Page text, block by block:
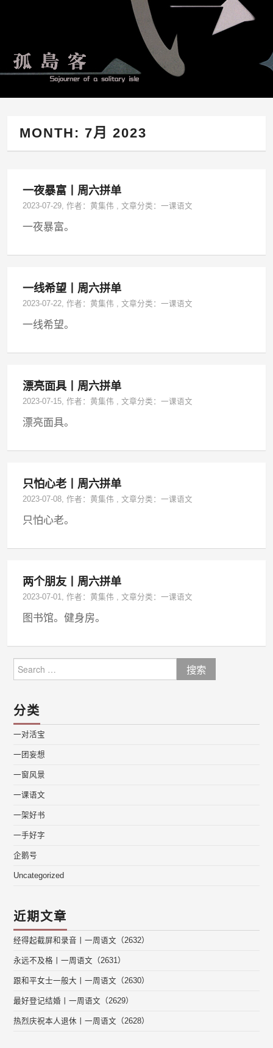
MONTH: 7月 2023
一夜暴富丨周六拼单
2023-07-29, 作者：黄集伟 ,文章分类：一课语文
一夜暴富。
一线希望丨周六拼单
2023-07-22, 作者：黄集伟 ,文章分类：一课语文
一线希望。
漂亮面具丨周六拼单
2023-07-15, 作者：黄集伟 ,文章分类：一课语文
漂亮面具。
只怕心老丨周六拼单
2023-07-08, 作者：黄集伟 ,文章分类：一课语文
只怕心老。
两个朋友丨周六拼单
2023-07-01, 作者：黄集伟 ,文章分类：一课语文
图书馆。健身房。
for:
分类
一对活宝
一团妄想
一窗风景
一课语文
一架好书
一手好字
企鹅号
Uncategorized
近期文章
经得起截屏和录音丨一周语文（2632）
永远不及格丨一周语文（2631）
跟和平女士一般大丨一周语文（2630）
最好登记结婚丨一周语文（2629）
热烈庆祝本人退休丨一周语文（2628）